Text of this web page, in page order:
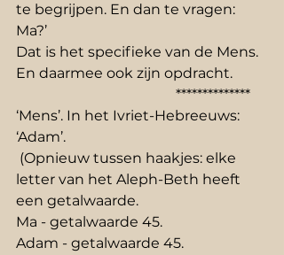
te begrijpen. En dan te vragen:
Ma?’
Dat is het specifieke van de Mens.
En daarmee ook zijn opdracht.
                                             **************
‘Mens’. In het Ivriet-Hebreeuws:
‘Adam’.
letter van het Aleph-Beth heeft
een getalwaarde.
Ma - getalwaarde 45.
Adam - getalwaarde 45.